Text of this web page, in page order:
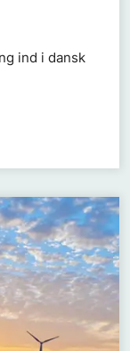
ind i dansk